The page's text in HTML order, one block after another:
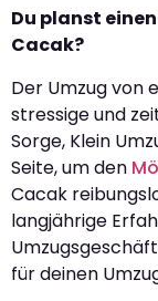
Du planst
Cacak?
Der Umzug von
stressige und
Sorge, Klein
Seite, um den
Cacak
langjährige
für deinen